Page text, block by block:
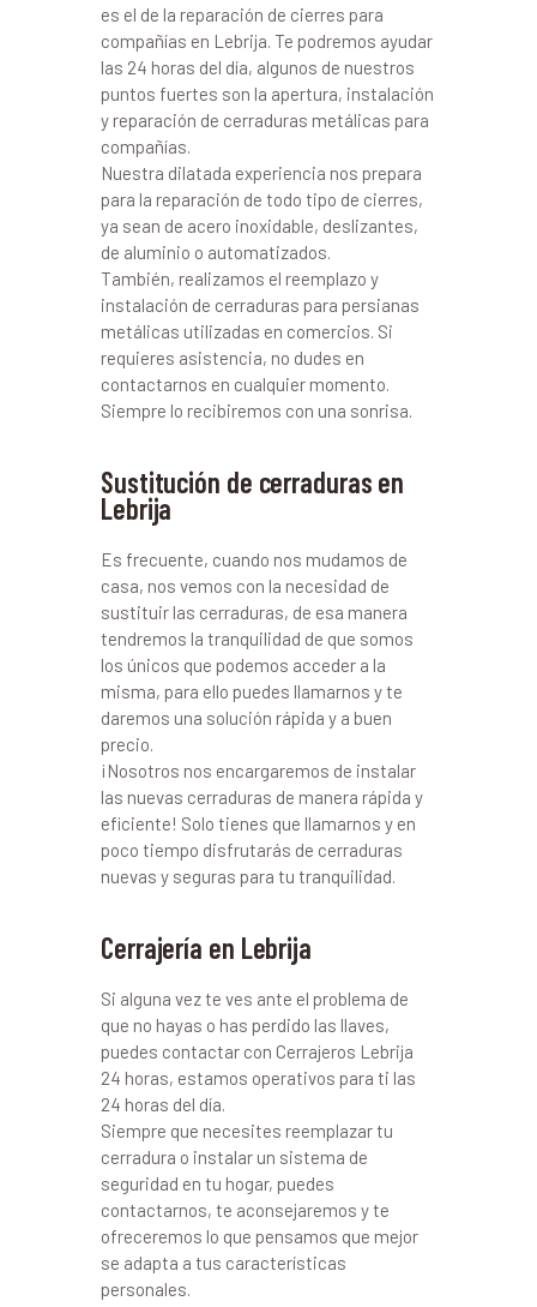
es el de la reparación de cierres para
compañías en Lebrija. Te podremos ayudar
las 24 horas del día, algunos de nuestros
puntos fuertes son la apertura, instalación
y reparación de cerraduras metálicas para
compañías.
Nuestra dilatada experiencia nos prepara
para la reparación de todo tipo de cierres,
ya sean de acero inoxidable, deslizantes,
de aluminio o automatizados.
También, realizamos el reemplazo y
instalación de cerraduras para persianas
metálicas utilizadas en comercios. Si
requieres asistencia, no dudes en
contactarnos en cualquier momento.
Siempre lo recibiremos con una sonrisa.
Sustitución de cerraduras en
Lebrija
Es frecuente, cuando nos mudamos de
casa, nos vemos con la necesidad de
sustituir las cerraduras, de esa manera
tendremos la tranquilidad de que somos
los únicos que podemos acceder a la
misma, para ello puedes llamarnos y te
daremos una solución rápida y a buen
precio.
¡Nosotros nos encargaremos de instalar
las nuevas cerraduras de manera rápida y
eficiente! Solo tienes que llamarnos y en
poco tiempo disfrutarás de cerraduras
nuevas y seguras para tu tranquilidad.
Cerrajería en Lebrija
Si alguna vez te ves ante el problema de
que no hayas o has perdido las llaves,
puedes contactar con Cerrajeros Lebrija
24 horas, estamos operativos para ti las
24 horas del día.
Siempre que necesites reemplazar tu
cerradura o instalar un sistema de
seguridad en tu hogar, puedes
contactarnos, te aconsejaremos y te
ofreceremos lo que pensamos que mejor
se adapta a tus características
personales.